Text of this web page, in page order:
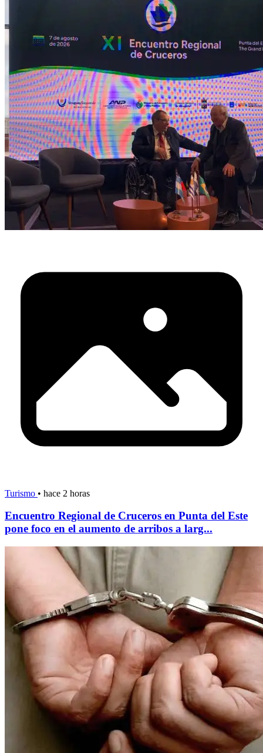
Turismo • hace 2 horas
Encuentro Regional de Cruceros en Punta del Este
pone foco en el aumento de arribos a larg...